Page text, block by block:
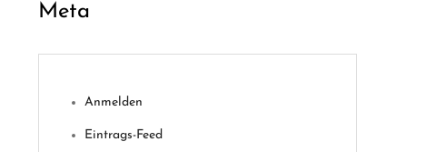
Meta
Anmelden
Eintrags-Feed